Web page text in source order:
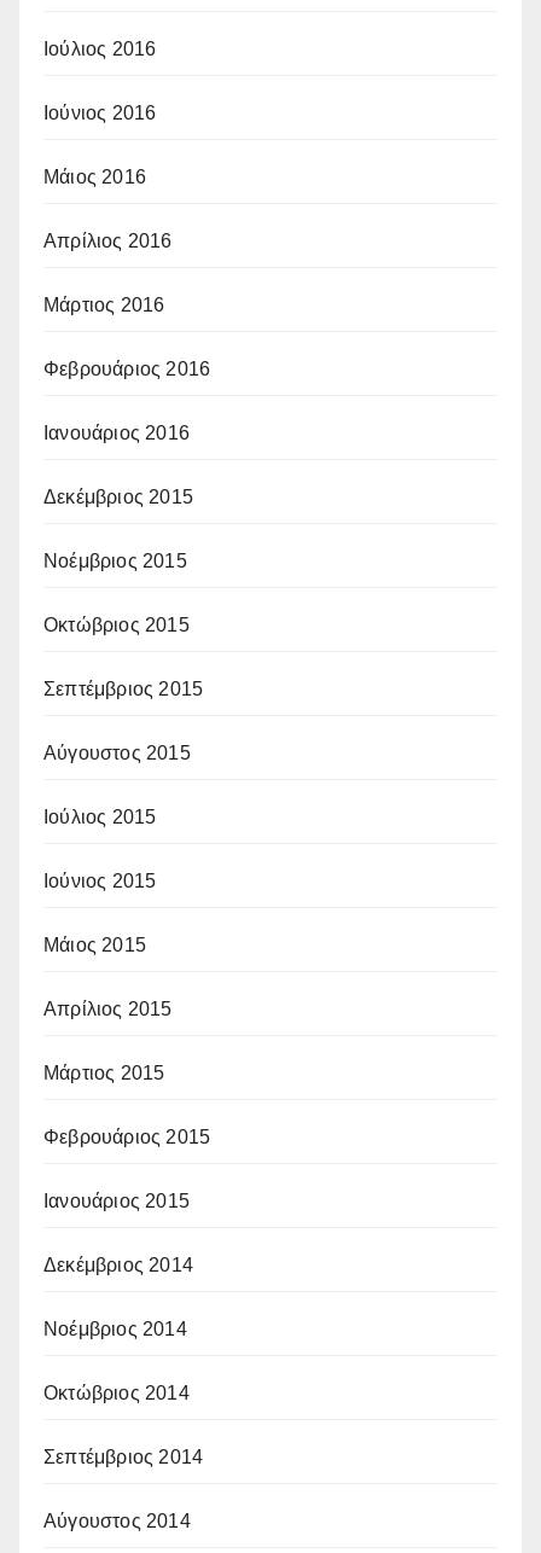
Ιούλιος 2016
Ιούνιος 2016
Μάιος 2016
Απρίλιος 2016
Μάρτιος 2016
Φεβρουάριος 2016
Ιανουάριος 2016
Δεκέμβριος 2015
Νοέμβριος 2015
Οκτώβριος 2015
Σεπτέμβριος 2015
Αύγουστος 2015
Ιούλιος 2015
Ιούνιος 2015
Μάιος 2015
Απρίλιος 2015
Μάρτιος 2015
Φεβρουάριος 2015
Ιανουάριος 2015
Δεκέμβριος 2014
Νοέμβριος 2014
Οκτώβριος 2014
Σεπτέμβριος 2014
Αύγουστος 2014